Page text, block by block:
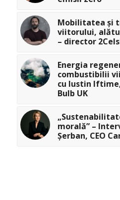
Mobilitatea și
viitorului,
– director
Energia
combustibilii
cu Iustin
Bulb UK
morală” –
Șerban, CEO